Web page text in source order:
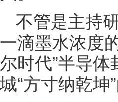
不管是主持
一滴墨水浓度
尔时代”半导
城“方寸纳乾坤